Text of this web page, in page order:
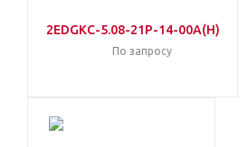
2EDGKC-5.08-21P-14-00A(H)
По запросу